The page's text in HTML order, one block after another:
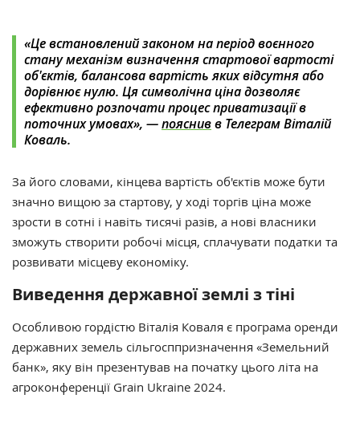
«Це встановлений законом на період воєнного
стану механізм визначення стартової вартості
об'єктів, балансова вартість яких відсутня або
дорівнює нулю. Ця символічна ціна дозволяє
ефективно розпочати процес приватизації в
поточних умовах», —пояснивв Телеграм Віталій
Коваль.
За його словами, кінцева вартість об'єктів може бути
значно вищою за стартову, у ході торгів ціна може
зрости в сотні і навіть тисячі разів, а нові власники
зможуть створити робочі місця, сплачувати податки та
розвивати місцеву економіку.
Виведення державної землі з тіні
Особливою гордістю Віталія Коваля є програма оренди
державних земель сільгосппризначення «Земельний
банк», яку він презентував на початку цього літа на
агроконференції Grain Ukraine 2024.